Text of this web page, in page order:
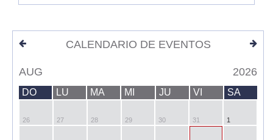
CALENDARIO DE EVENTOS
AUG 2026
DO LU MA MI JU VI SA
26 27 28 29 30 31 1